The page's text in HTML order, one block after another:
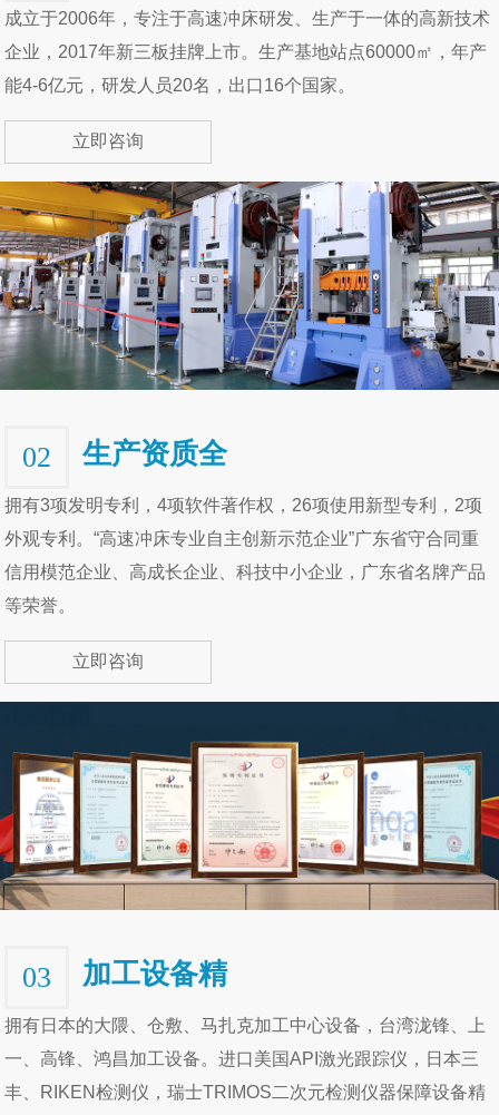
成立于2006年，专注于高速冲床研发、生产于一体的高新技术
企业，2017年新三板挂牌上市。生产基地站点60000㎡，年产
能4-6亿元，研发人员20名，出口16个国家。
立即咨询
02 生产资质全
拥有3项发明专利，4项软件著作权，26项使用新型专利，2项
外观专利。“高速冲床专业自主创新示范企业”广东省守合同重
信用模范企业、高成长企业、科技中小企业，广东省名牌产品
等荣誉。
立即咨询
03 加工设备精
拥有日本的大隈、仓敷、马扎克加工中心设备，台湾泷锋、上
一、高锋、鸿昌加工设备。进口美国API激光跟踪仪，日本三
丰、RIKEN检测仪，瑞士TRIMOS二次元检测仪器保障设备精